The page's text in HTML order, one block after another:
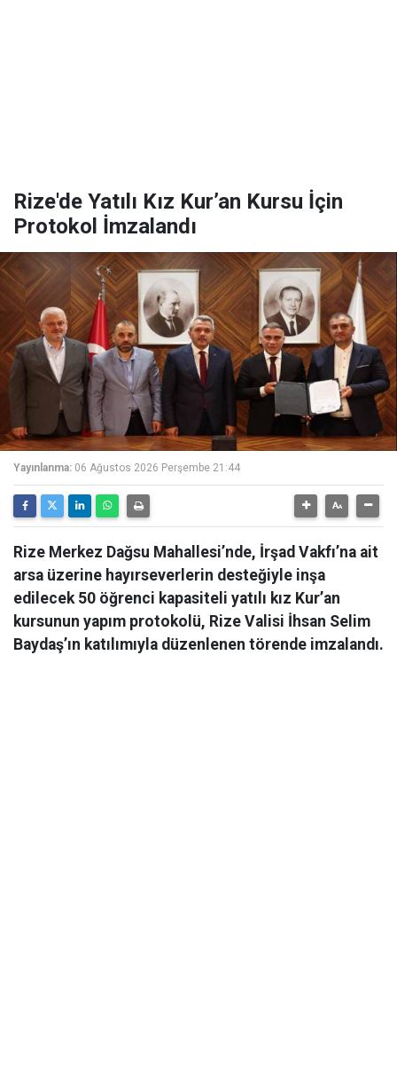
Rize'de Yatılı Kız Kur’an Kursu İçin
Protokol İmzalandı
Yayınlanma: 06 Ağustos 2026 Perşembe 21:44
Rize Merkez Dağsu Mahallesi’nde, İrşad Vakfı’na ait
arsa üzerine hayırseverlerin desteğiyle inşa
edilecek 50 öğrenci kapasiteli yatılı kız Kur’an
kursunun yapım protokolü, Rize Valisi İhsan Selim
Baydaş’ın katılımıyla düzenlenen törende imzalandı.